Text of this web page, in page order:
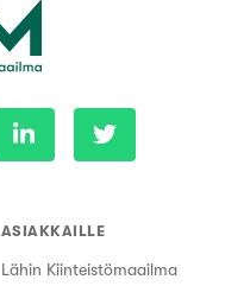
ASIAKKAILLE
Lähin Kiinteistömaailma